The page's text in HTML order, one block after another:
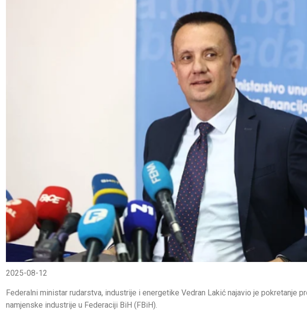
2025-08-12
Federalni ministar rudarstva, industrije i energetike Vedran Lakić najavio je pokretanje
namjenske industrije u Federaciji BiH (FBiH).